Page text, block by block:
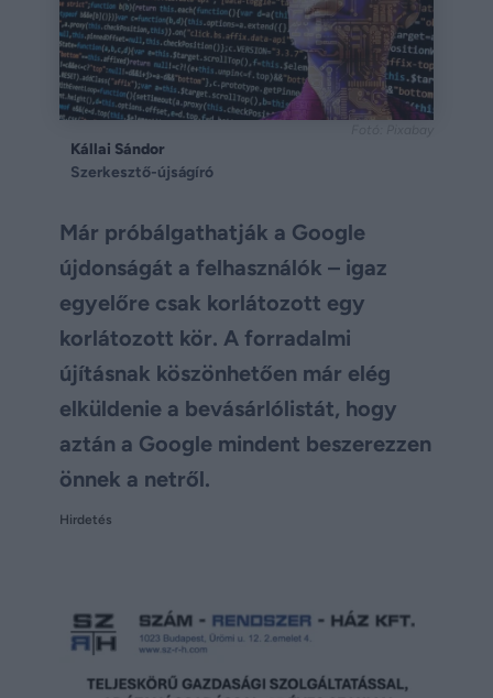
Kállai Sándor
Szerkesztő-újságíró
Már próbálgathatják a Google
újdonságát a felhasználók – igaz
egyelőre csak korlátozott egy
korlátozott kör. A forradalmi
újításnak köszönhetően már elég
elküldenie a bevásárlólistát, hogy
aztán a Google mindent beszerezzen
önnek a netről.
Hirdetés